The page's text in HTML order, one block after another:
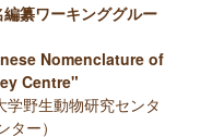
纂ワーキンググルー
Nomenclature of
Centre"
野生動物研究センタ
ー）